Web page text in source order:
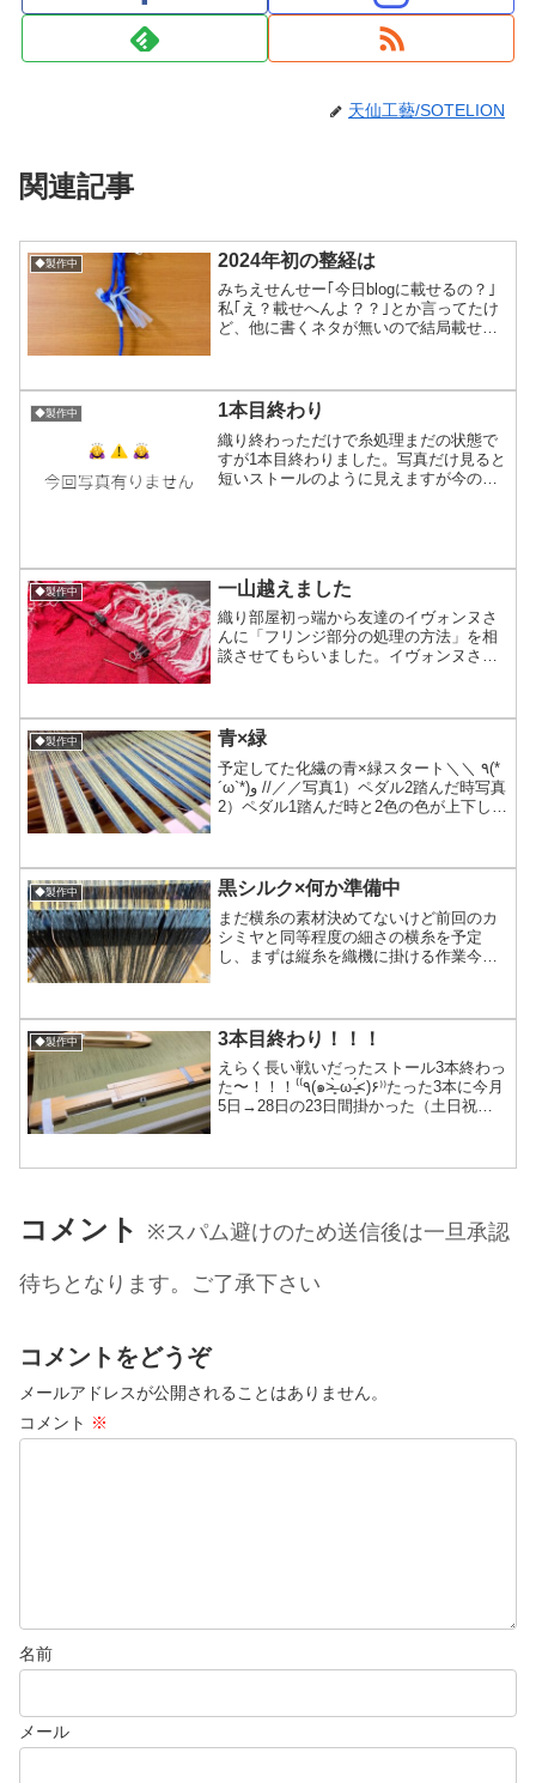
天仙工藝/SOTELION
関連記事
◆製作中 2024年初の整経は
みちえせんせー｢今日blogに載せるの？｣
私｢え？載せへんよ？？｣とか言ってたけ
ど、他に書くネタが無いので結局載せる
量も少ないラミーです。糸色はとてもキ
レイだけど実...
◆製作中 1本目終わり
織り終わっただけで糸処理まだの状態で
すが1本目終わりました。写真だけ見ると
短いストールのように見えますが今の状
◆製作中 一山越えました
織り部屋初っ端から友達のイヴォンヌさ
んに「フリンジ部分の処理の方法」を相
談させてもらいました。イヴォンヌさん
あまり手織りされてない数々のアイテム
を手掛けてて、耳の部分の...
◆製作中 青×緑
予定してた化繊の青×緑スタート＼＼ ٩(*
´ω`*)و //／／写真1）ペダル2踏んだ時写真
2）ペダル1踏んだ時と2色の色が上下して
形の物）で織るので爆速時よりはちょ...
◆製作中 黒シルク×何か準備中
まだ横糸の素材決めてないけど前回のカ
シミヤと同等程度の細さの横糸を予定
し、まずは縦糸を織機に掛ける作業今回
と...
◆製作中 3本目終わり！！！
えらく長い戦いだったストール3本終わっ
た〜！！！‎⁽⁽٩(๑˃̶͈̀ ω ˂̶͈́)۶⁾⁾たった3本に今月
5日→28日の23日間掛かった（土日祝は
から1ヶ月以内で終わっ...
コメント ※スパム避けのため送信後は一旦承認
待ちとなります。ご了承下さい
コメントをどうぞ
メールアドレスが公開されることはありません。
コメント ※
名前
メール